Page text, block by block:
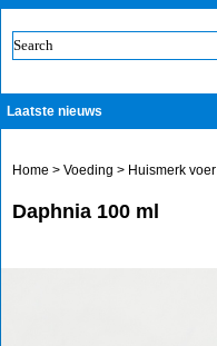
Laatste nieuws
Home > Voeding > Huismerk voer
Daphnia 100 ml